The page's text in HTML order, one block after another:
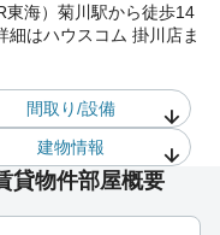
東海）菊川駅から徒歩14
はハウスコム 掛川店ま
間取り/設備
建物情報
貸物件部屋概要